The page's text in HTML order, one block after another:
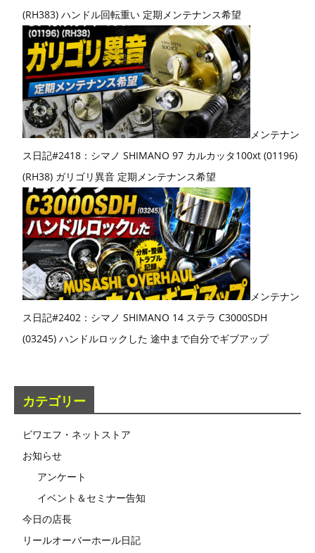
(RH383) ハンドル回転重い 定期メンテナンス希望
メンテナン
ス日記#2418：シマノ SHIMANO 97 カルカッタ100xt (01196)
(RH38) ガリゴリ異音 定期メンテナンス希望
メンテナン
ス日記#2402：シマノ SHIMANO 14 ステラ C3000SDH
(03245) ハンドルロックした 途中まで自分でギブアップ
カテゴリー
ビワエフ・ネットストア
お知らせ
アンケート
イベント＆セミナー告知
今日の店長
リールオーバーホール日記